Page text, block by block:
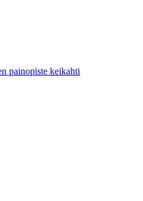
painopiste keikahti